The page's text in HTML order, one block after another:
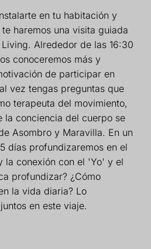
en tu habitación y
haremos una visita guiada
Alrededor de las 16:30
conoceremos más y
de participar en
vez tengas preguntas que
terapeuta del movimiento,
la conciencia del cuerpo se
Asombro y Maravilla. En un
días profundizaremos en el
la conexión con el 'Yo' y el
profundizar? ¿Cómo
la vida diaria? Lo
en este viaje.